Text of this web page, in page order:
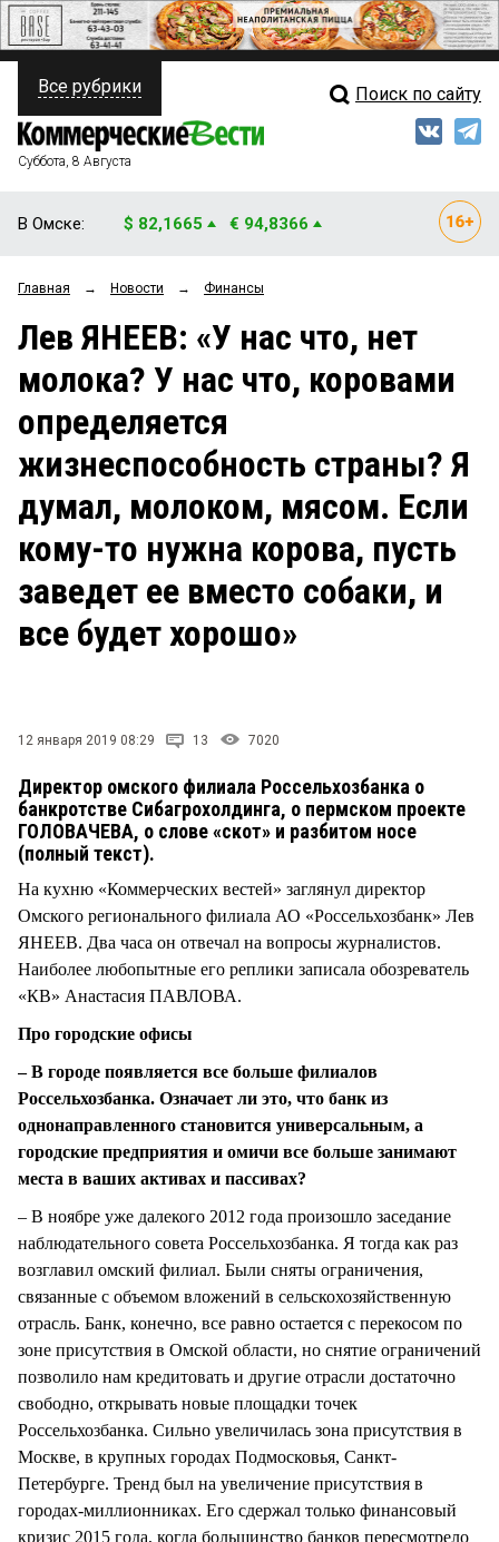
ПОЛИТИКА
ФИНАНСЫ
ОБЩЕСТВО
ЗАКОН
СТИЛЬ ЖИЗНИ
Свежий выпуск
Рейтинги
Блоги
Все рубрики Поиск по сайту
Суббота, 8 Августа
В Омске: $ 82,1665 € 94,8366
Главная → Новости → Финансы
Лев ЯНЕЕВ: «У нас что, нет
молока? У нас что, коровами
определяется
жизнеспособность страны? Я
думал, молоком, мясом. Если
кому-то нужна корова, пусть
заведет ее вместо собаки, и
все будет хорошо»
12 января 2019 08:29 13 7020
Директор омского филиала Россельхозбанка о
банкротстве Сибагрохолдинга, о пермском проекте
ГОЛОВАЧЕВА, о слове «скот» и разбитом носе
(полный текст).
На кухню «Коммерческих вестей» заглянул директор
Омского регионального филиала АО «Россельхозбанк» Лев
ЯНЕЕВ. Два часа он отвечал на вопросы журналистов.
Наиболее любопытные его реплики записала обозреватель
«КВ» Анастасия ПАВЛОВА.
Про городские офисы
– В городе появляется все больше филиалов
Россельхозбанка. Означает ли это, что банк из
однонаправленного становится универсальным, а
городские предприятия и омичи все больше занимают
места в ваших активах и пассивах?
– В ноябре уже далекого 2012 года произошло заседание
наблюдательного совета Россельхозбанка. Я тогда как раз
возглавил омский филиал. Были сняты ограничения,
связанные с объемом вложений в сельскохозяйственную
отрасль. Банк, конечно, все равно остается с перекосом по
зоне присутствия в Омской области, но снятие ограничений
позволило нам кредитовать и другие отрасли достаточно
свободно, открывать новые площадки точек
Россельхозбанка. Сильно увеличилась зона присутствия в
Москве, в крупных городах Подмосковья, Санкт-
Петербурге. Тренд был на увеличение присутствия в
городах-миллионниках. Его сдержал только финансовый
кризис 2015 года, когда большинство банков пересмотрело